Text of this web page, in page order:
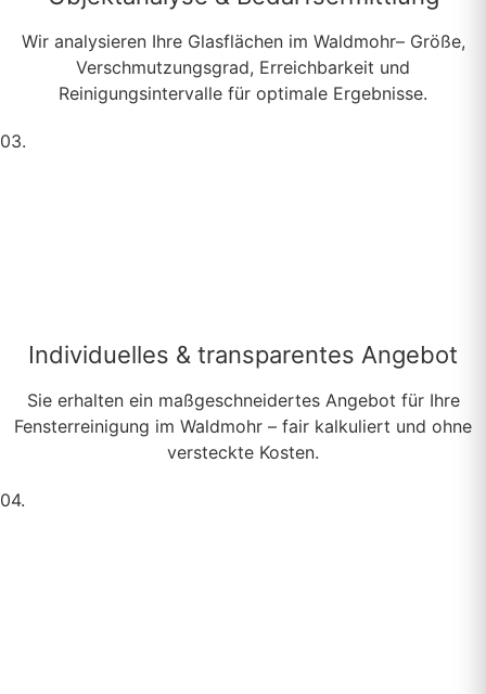
Wir analysieren Ihre Glasflächen im Waldmohr– Größe,
Verschmutzungsgrad, Erreichbarkeit und
Reinigungsintervalle für optimale Ergebnisse.
03.
Individuelles & transparentes Angebot
Sie erhalten ein maßgeschneidertes Angebot für Ihre
Fensterreinigung im Waldmohr – fair kalkuliert und ohne
versteckte Kosten.
04.